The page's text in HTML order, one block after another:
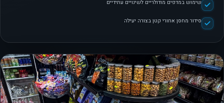
שימוש במדפים מודולריים לשינויים עתידיים
סידור מחסן אחורי קטן בצורה יעילה